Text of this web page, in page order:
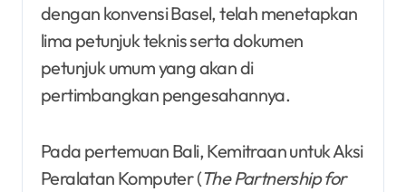
dengan konvensi Basel, telah menetapkan
lima petunjuk teknis serta dokumen
petunjuk umum yang akan di
pertimbangkan pengesahannya.
Pada pertemuan Bali, Kemitraan untuk Aksi
Peralatan Komputer (The Partnership for